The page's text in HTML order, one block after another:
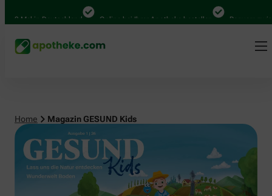
Deutschland Online bei Ihrer Apotheke bestellen Bequem zwischen
Home Magazin GESUND Kids